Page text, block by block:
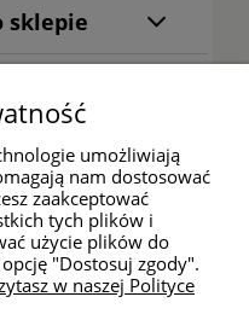
sklepie
Kontakt
Godziny działania
sklepu:
umożliwiają
nam dostosować
zaakceptować
tych plików i
użycie plików do
"Dostosuj zgody".
w naszej Polityce